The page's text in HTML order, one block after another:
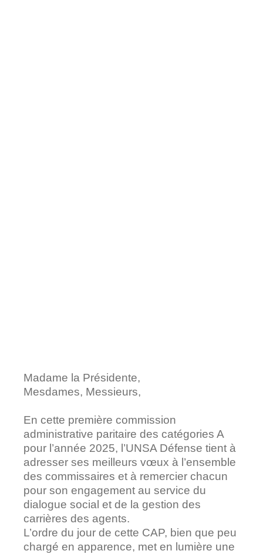
Madame la Présidente,
Mesdames, Messieurs,
En cette première commission
administrative paritaire des catégories A
pour l’année 2025, l’UNSA Défense tient à
adresser ses meilleurs vœux à l’ensemble
des commissaires et à remercier chacun
pour son engagement au service du
dialogue social et de la gestion des
carrières des agents.
L’ordre du jour de cette CAP, bien que peu
chargé en apparence, met en lumière une